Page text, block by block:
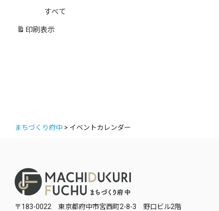
ゴ
リ
すべて
印刷 表示
まちづくり府中 > イベントカレンダー
〒183-0022 東京都府中市宮西町2-8-3 野口ビル2階